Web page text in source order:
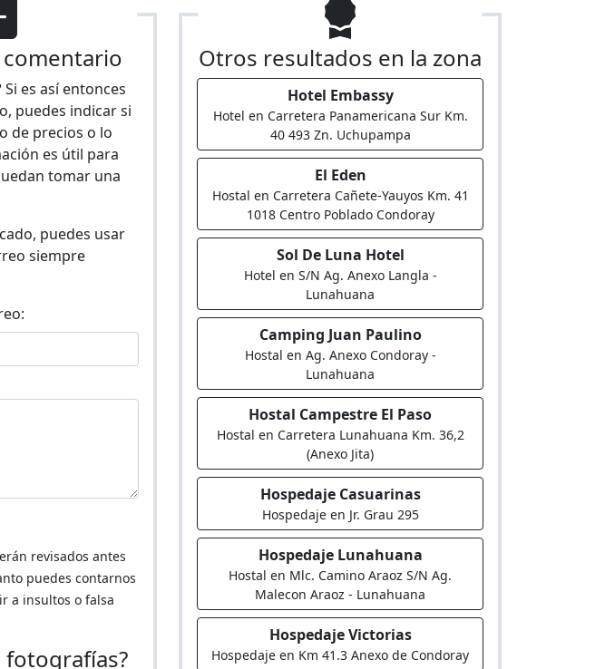
Si es así entonces
puedes indicar si
de precios o lo
es útil para
tomar una
puedes usar
siempre
revisados antes
puedes contarnos
a insultos o falsa
fotografías?
Otros resultados en la zona
Hotel Embassy
Hotel en Carretera Panamericana Sur Km.
40 493 Zn. Uchupampa
El Eden
Hostal en Carretera Cañete-Yauyos Km. 41
1018 Centro Poblado Condoray
Sol De Luna Hotel
Hotel en S/N Ag. Anexo Langla -
Lunahuana
Camping Juan Paulino
Hostal en Ag. Anexo Condoray -
Lunahuana
Hostal Campestre El Paso
Hostal en Carretera Lunahuana Km. 36,2
(Anexo Jita)
Hospedaje Casuarinas
Hospedaje en Jr. Grau 295
Hospedaje Lunahuana
Hostal en Mlc. Camino Araoz S/N Ag.
Malecon Araoz - Lunahuana
Hospedaje Victorias
Hospedaje en Km 41.3 Anexo de Condoray